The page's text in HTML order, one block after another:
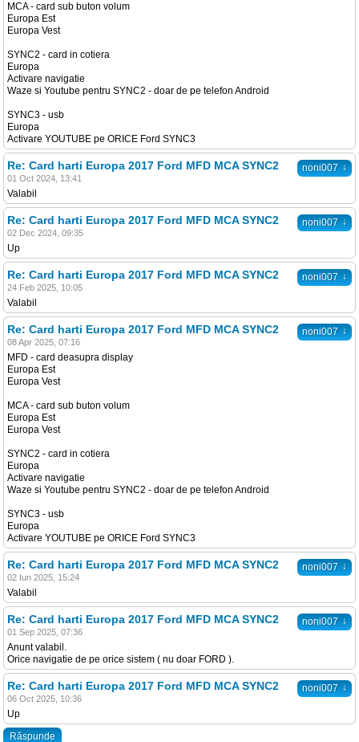
MCA - card sub buton volum
Europa Est
Europa Vest
SYNC2 - card in cotiera
Europa
Activare navigatie
Waze si Youtube pentru SYNC2 - doar de pe telefon Android
SYNC3 - usb
Europa
Activare YOUTUBE pe ORICE Ford SYNC3
noni007 ↓
Re: Card harti Europa 2017 Ford MFD MCA SYNC2
01 Oct 2024, 13:41
Valabil
noni007 ↓
Re: Card harti Europa 2017 Ford MFD MCA SYNC2
02 Dec 2024, 09:35
Up
noni007 ↓
Re: Card harti Europa 2017 Ford MFD MCA SYNC2
24 Feb 2025, 10:05
Valabil
noni007 ↓
Re: Card harti Europa 2017 Ford MFD MCA SYNC2
08 Apr 2025, 07:16
MFD - card deasupra display
Europa Est
Europa Vest
MCA - card sub buton volum
Europa Est
Europa Vest
SYNC2 - card in cotiera
Europa
Activare navigatie
Waze si Youtube pentru SYNC2 - doar de pe telefon Android
SYNC3 - usb
Europa
Activare YOUTUBE pe ORICE Ford SYNC3
noni007 ↓
Re: Card harti Europa 2017 Ford MFD MCA SYNC2
02 Iun 2025, 15:24
Valabil
noni007 ↓
Re: Card harti Europa 2017 Ford MFD MCA SYNC2
01 Sep 2025, 07:36
Anunt valabil.
Orice navigatie de pe orice sistem ( nu doar FORD ).
noni007 ↓
Re: Card harti Europa 2017 Ford MFD MCA SYNC2
06 Oct 2025, 10:36
Up
Răspunde